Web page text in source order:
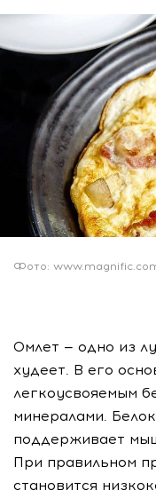
Фото:
Омлет — одно из
худеет. В его
легкоусвояемым
минералами.
поддерживает
При правильном
становится